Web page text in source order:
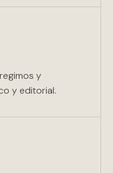
y
y editorial.